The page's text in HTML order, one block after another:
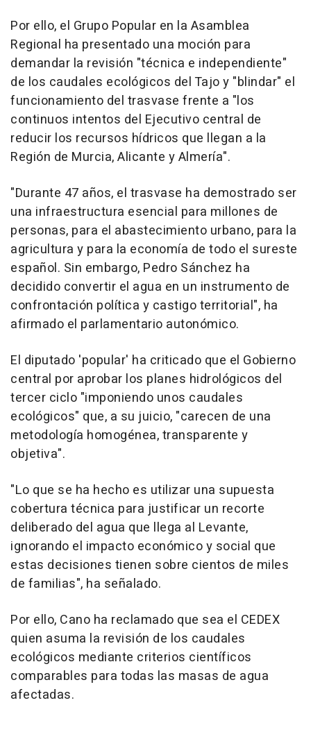
Por ello, el Grupo Popular en la Asamblea
Regional ha presentado una moción para
demandar la revisión "técnica e independiente"
de los caudales ecológicos del Tajo y "blindar" el
funcionamiento del trasvase frente a "los
continuos intentos del Ejecutivo central de
reducir los recursos hídricos que llegan a la
Región de Murcia, Alicante y Almería".
"Durante 47 años, el trasvase ha demostrado ser
una infraestructura esencial para millones de
personas, para el abastecimiento urbano, para la
agricultura y para la economía de todo el sureste
español. Sin embargo, Pedro Sánchez ha
decidido convertir el agua en un instrumento de
confrontación política y castigo territorial", ha
afirmado el parlamentario autonómico.
El diputado 'popular' ha criticado que el Gobierno
central por aprobar los planes hidrológicos del
tercer ciclo "imponiendo unos caudales
ecológicos" que, a su juicio, "carecen de una
metodología homogénea, transparente y
objetiva".
"Lo que se ha hecho es utilizar una supuesta
cobertura técnica para justificar un recorte
deliberado del agua que llega al Levante,
ignorando el impacto económico y social que
estas decisiones tienen sobre cientos de miles
de familias", ha señalado.
Por ello, Cano ha reclamado que sea el CEDEX
quien asuma la revisión de los caudales
ecológicos mediante criterios científicos
comparables para todas las masas de agua
afectadas.